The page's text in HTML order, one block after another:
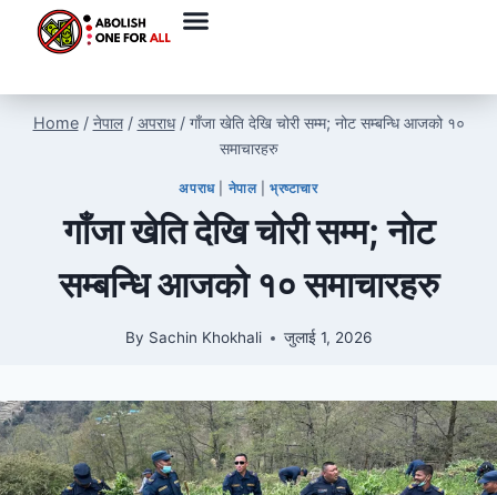
Home / नेपाल / अपराध / गाँजा खेति देखि चोरी सम्म; नोट सम्बन्धि आजको १०
समाचारहरु
अपराध| नेपाल|भ्रष्टाचार
गाँजा खेति देखि चोरी सम्म; नोट
सम्बन्धि आजको १० समाचारहरु
By Sachin Khokhali जुलाई 1, 2026